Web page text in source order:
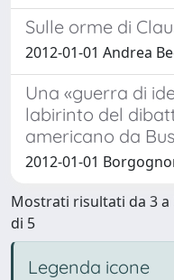
Sulle orme di
2012-01-01 Andrea
Una «guerra di
labirinto del
americano da
2012-01-01
Mostrati risultati da 3 a
di 5
Legenda icone